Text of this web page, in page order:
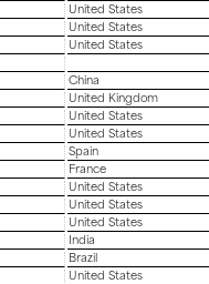
United States
United States
United States
China
United Kingdom
United States
United States
Spain
France
United States
United States
United States
India
Brazil
United States